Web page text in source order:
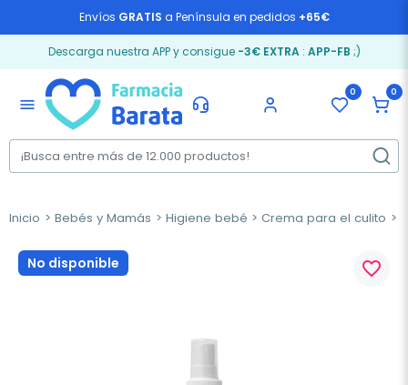
Envíos GRATIS a Península en pedidos +65€
Descarga nuestra APP y consigue -3€ EXTRA: APP-FB ;)
menu
0 0
Inicio Bebés y Mamás Higiene bebé Crema para el culito
No disponible favorite_border